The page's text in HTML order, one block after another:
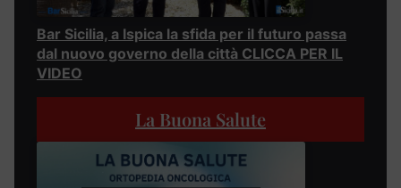
Bar Sicilia, a Ispica la sfida per il futuro passa
dal nuovo governo della città CLICCA PER IL
VIDEO
La Buona Salute